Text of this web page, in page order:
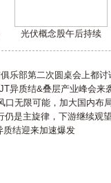
光伏概念股午后持续
乐部第二次圆桌会上都讨
异质结&叠层产业峰会来
口无限可能，加大国内布
仍是主旋律，下游继续观
质结迎来加速爆发